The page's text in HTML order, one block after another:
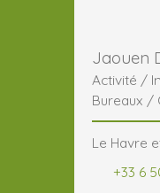
Jaouen
Activité /
Bureaux /
Le Havre
+33 6